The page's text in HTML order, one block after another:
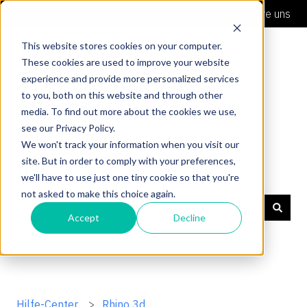
This website stores cookies on your computer.
These cookies are used to improve your website
experience and provide more personalized services
to you, both on this website and through other
media. To find out more about the cookies we use,
see our Privacy Policy.
We won't track your information when you visit our
site. But in order to comply with your preferences,
we'll have to use just one tiny cookie so that you're
not asked to make this choice again.
Accept Decline
Kontaktiere uns
Hilfe-Center
Es gibt keine Vorschläge, da das Suchfeld leer ist.
Hilfe-Center Rhino 3d